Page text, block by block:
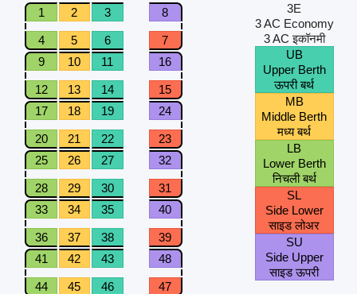
1
2 3 8
4 5 6
7
9
10 11 16
12 13 14
15
17
18 19 24
20 21 22
23
25
26 27 32
28 29 30
31
33
34 35 40
36 37 38
39
41
42 43 48
44 45 46
47
3E
3 AC Economy
3 AC इकॉनमी
UB
Upper Berth
ऊपरी बर्थ
MB
Middle Berth
मध्य बर्थ
LB
Lower Berth
निचली बर्थ
SL
Side Lower
साइड लोअर
SU
Side Upper
साइड ऊपरी